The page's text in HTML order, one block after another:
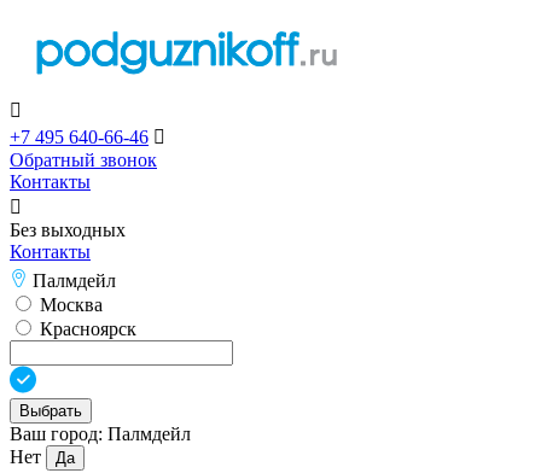

+7 495 640-66-46 
Обратный звонок
Контакты

Без выходных
Контакты
Палмдейл
Москва
Красноярск
Выбрать
Ваш город: Палмдейл
Нет
Да